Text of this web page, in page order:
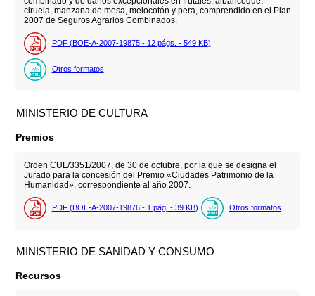
ciruela, manzana de mesa, melocotón y pera, comprendido en el Plan
2007 de Seguros Agrarios Combinados.
PDF (BOE-A-2007-19875 - 12 págs. - 549 KB)
Otros formatos
MINISTERIO DE CULTURA
Premios
Orden CUL/3351/2007, de 30 de octubre, por la que se designa el
Jurado para la concesión del Premio «Ciudades Patrimonio de la
Humanidad», correspondiente al año 2007.
PDF (BOE-A-2007-19876 - 1 pág. - 39 KB) Otros formatos
MINISTERIO DE SANIDAD Y CONSUMO
Recursos